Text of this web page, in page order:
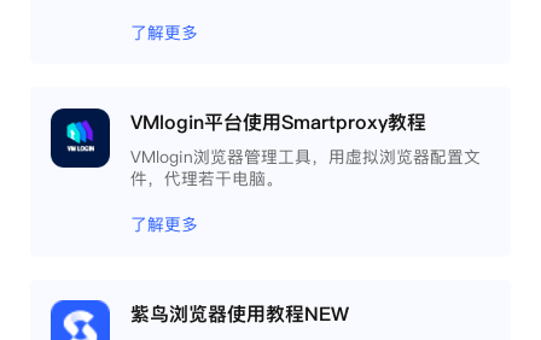
了解更多
VMlogin平台使用Smartproxy教程
VMlogin浏览器管理工具，用虚拟浏览器配置文
件，代理若干电脑。
了解更多
紫鸟浏览器使用教程NEW